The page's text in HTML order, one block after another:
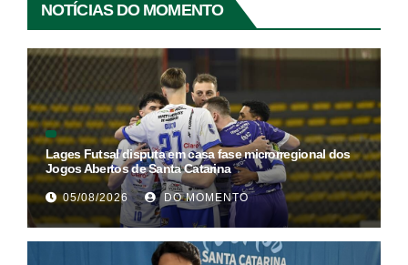
NOTÍCIAS DO MOMENTO
Lages Futsal disputa em casa fase microrregional dos
Jogos Abertos de Santa Catarina
05/08/2026 DO MOMENTO